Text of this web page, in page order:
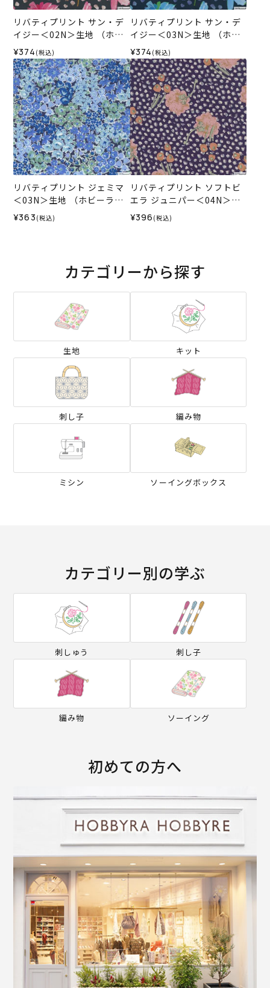
リバティプリント サン・デ
イジー＜02N＞生地 （ホビ
ーラホビーレオリジナル）2
025SS
¥374 (税込)
リバティプリント サン・デ
イジー＜03N＞生地 （ホビ
ーラホビーレオリジナル）2
025SS
¥374 (税込)
リバティプリント ジェミマ
＜03N＞生地 （ホビーラホ
ビーレオリジナル）2024SS
¥363 (税込)
リバティプリント ソフトビ
エラ ジュニパー＜04N＞生
地 （ホビーラホビーレオリ
ジナル）2025AW
¥396 (税込)
カテゴリーから探す
生地 キット
刺し子 編み物
ミシン ソーイングボックス
カテゴリー別の学ぶ
刺しゅう 刺し子
編み物 ソーイング
初めての方へ